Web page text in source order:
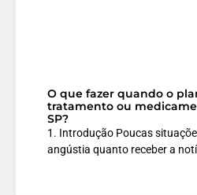
O que fazer quando o
tratamento ou
SP?
1. Introdução Poucas
angústia quanto receber a